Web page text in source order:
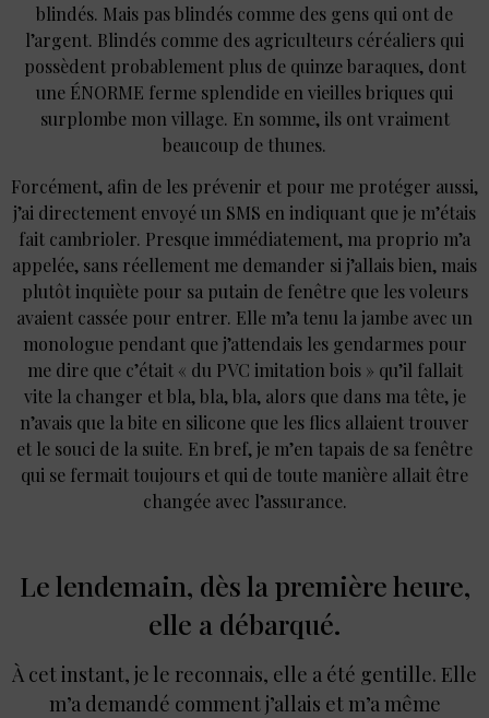
blindés. Mais pas blindés comme des gens qui ont de
l’argent. Blindés comme des agriculteurs céréaliers qui
possèdent probablement plus de quinze baraques, dont
une ÉNORME ferme splendide en vieilles briques qui
surplombe mon village. En somme, ils ont vraiment
beaucoup de thunes.
Forcément, afin de les prévenir et pour me protéger aussi,
j’ai directement envoyé un SMS en indiquant que je m’étais
fait cambrioler. Presque immédiatement, ma proprio m’a
appelée, sans réellement me demander si j’allais bien, mais
plutôt inquiète pour sa putain de fenêtre que les voleurs
avaient cassée pour entrer. Elle m’a tenu la jambe avec un
monologue pendant que j’attendais les gendarmes pour
me dire que c’était « du PVC imitation bois » qu’il fallait
vite la changer et bla, bla, bla, alors que dans ma tête, je
n’avais que la bite en silicone que les flics allaient trouver
et le souci de la suite. En bref, je m’en tapais de sa fenêtre
qui se fermait toujours et qui de toute manière allait être
changée avec l’assurance.
Le lendemain, dès la première heure,
elle a débarqué.
À cet instant, je le reconnais, elle a été gentille. Elle
m’a demandé comment j’allais et m’a même